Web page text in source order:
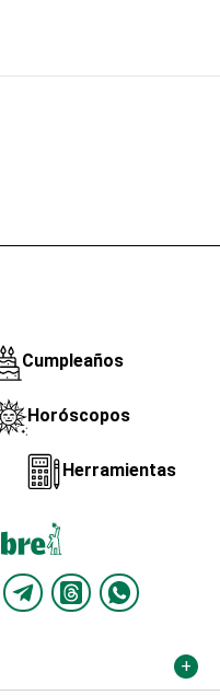
Cumpleaños
Horóscopos
Herramientas